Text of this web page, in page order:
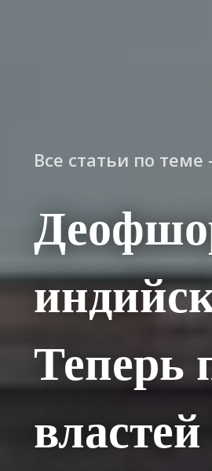
Все статьи по
Теперь